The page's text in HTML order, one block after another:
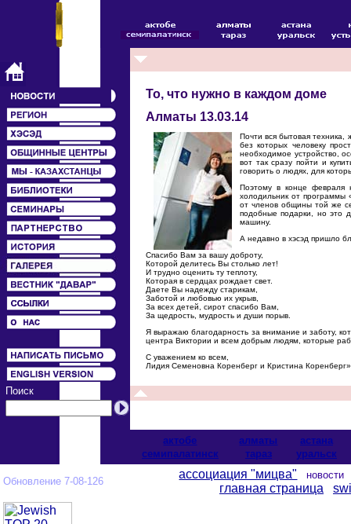
Поиск
То, что нужно в каждом доме
Алматы 13.03.14
Почти вся бытовая
без которых человеку
необходимое устройство,
вот так сразу пойти и
говорить о людях, для
Поэтому в конце февраля
холодильник от программы
от членов общины той же
подобные подарки, но это
машину.
А недавно в хэсэд пришло
Спасибо Вам за вашу доброту,
Которой делитесь Вы столько лет!
И трудно оценить ту теплоту,
Которая в сердцах рождает свет.
Даете Вы надежду старикам,
Заботой и любовью их укрыв,
За всех детей, сирот спасибо Вам,
За щедрость, мудрость и души порыв.
Я выражаю благодарность за внимание и заботу,
центра Виктории и всем добрым людям, которые
С уважением ко всем,
Лидия Семеновна Коренберг и Кристина Коренберг»
актобе алматы
астана
cемипалатинск
тараз уральск
Обновление 7-08-126
ассоциация "мицва"
главная страница